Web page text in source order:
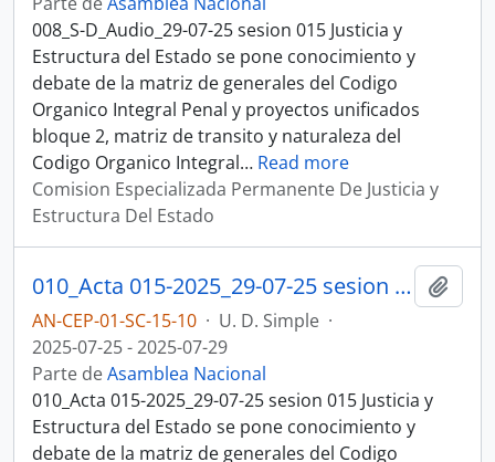
008_S-D_Audio_29-07-25 sesion 015 Justicia y
Estructura del Estado se pone conocimiento y
debate de la matriz de generales del Codigo
Organico Integral Penal y proyectos unificados
bloque 2, matriz de transito y naturaleza del
Codigo Organico Integral… Read more
Comision Especializada Permanente De Justicia y
Estructura Del Estado
010_Acta 015-2025_29-07-25 sesion 015 Justicia y Estructura del Estado
AN-CEP-01-SC-15-10 · U. D. Simple ·
2025-07-25 - 2025-07-29
Parte deAsamblea Nacional
010_Acta 015-2025_29-07-25 sesion 015 Justicia y
Estructura del Estado se pone conocimiento y
debate de la matriz de generales del Codigo